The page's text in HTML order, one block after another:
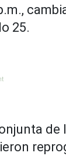
25.
de